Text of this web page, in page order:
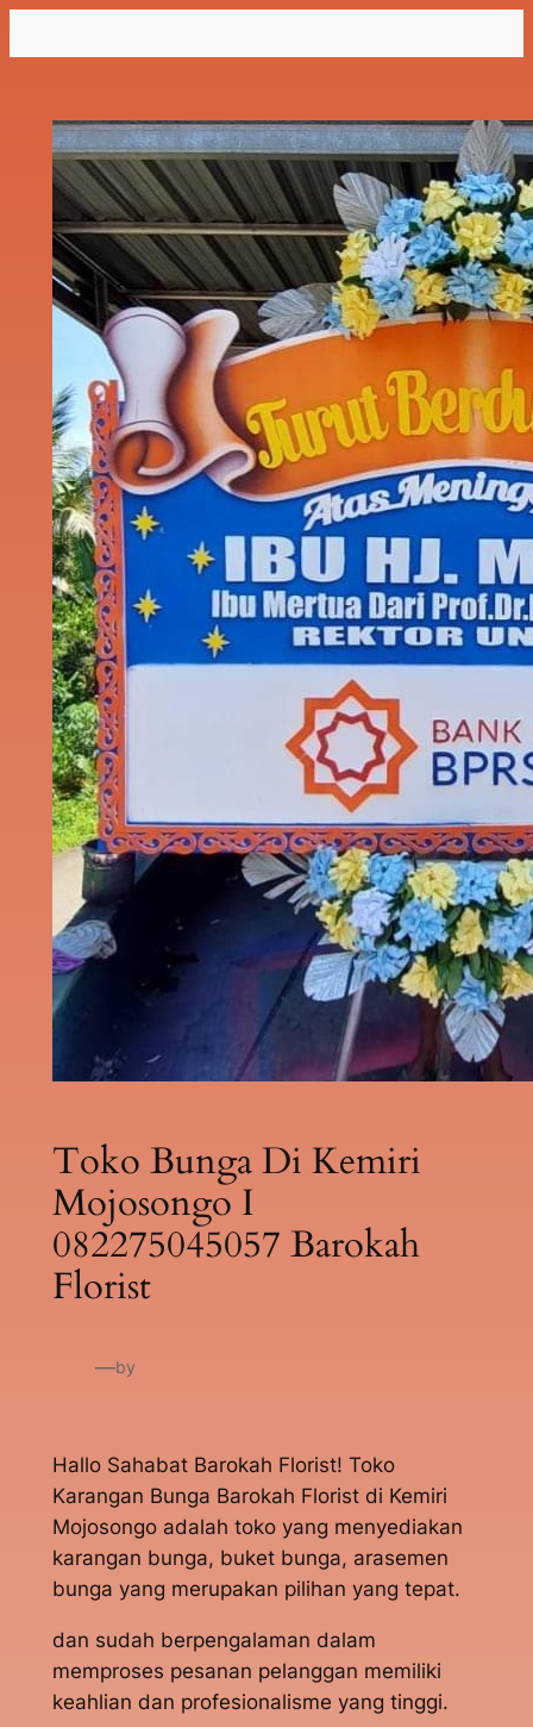
ke
Toko Bunga Di Kemiri
Mojosongo I
082275045057 Barokah
Florist
—by
Hallo Sahabat Barokah Florist! Toko
Karangan Bunga Barokah Florist di Kemiri
Mojosongo adalah toko yang menyediakan
karangan bunga, buket bunga, arasemen
bunga yang merupakan pilihan yang tepat.
dan sudah berpengalaman dalam
memproses pesanan pelanggan memiliki
keahlian dan profesionalisme yang tinggi.